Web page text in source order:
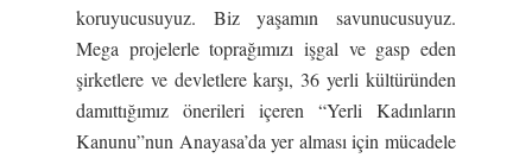
koruyucusuyuz. Biz yaşamın savunucusuyuz.
Mega projelerle toprağımızı işgal ve gasp eden
şirketlere ve devletlere karşı, 36 yerli kültüründen
damıttığımız önerileri içeren “Yerli Kadınların
Kanunu”nun Anayasa’da yer alması için mücadele